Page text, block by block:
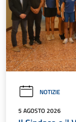
NOTIZIE
5 AGOSTO 2026